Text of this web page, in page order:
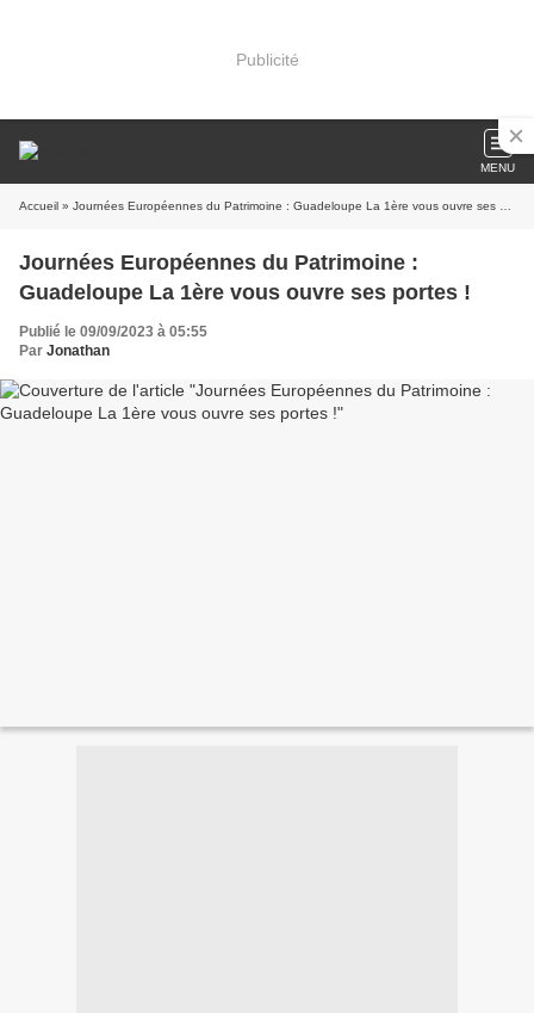
Publicité
MENU
Accueil » Journées Européennes du Patrimoine : Guadeloupe La 1ère vous ouvre ses portes !
Journées Européennes du Patrimoine :
Guadeloupe La 1ère vous ouvre ses portes !
Publié le 09/09/2023 à 05:55
Par Jonathan